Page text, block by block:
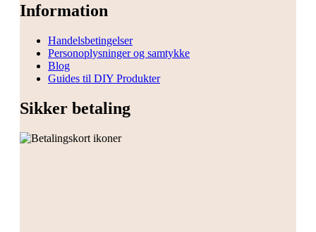
Information
Handelsbetingelser
Personoplysninger og samtykke
Blog
Guides til DIY Produkter
Sikker betaling